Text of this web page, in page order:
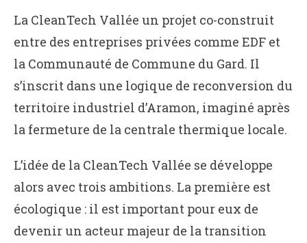
La CleanTech Vallée un projet co-construit
entre des entreprises privées comme EDF et
la Communauté de Commune du Gard. Il
s’inscrit dans une logique de reconversion du
territoire industriel d’Aramon, imaginé après
la fermeture de la centrale thermique locale.
L’idée de la CleanTech Vallée se développe
alors avec trois ambitions. La première est
écologique : il est important pour eux de
devenir un acteur majeur de la transition